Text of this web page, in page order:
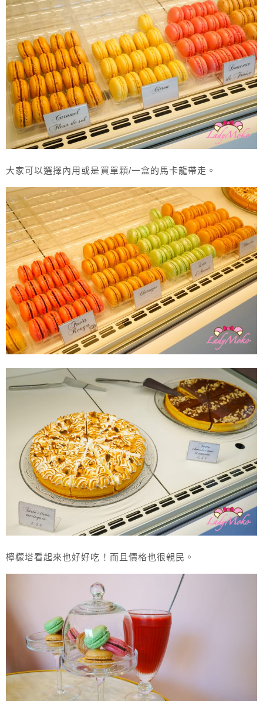
大家可以選擇內用或是買單顆/一盒的馬卡龍帶走。
檸檬塔看起來也好好吃！而且價格也很親民。